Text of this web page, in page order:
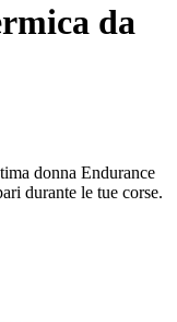
da
donna Endurance
durante le tue corse.